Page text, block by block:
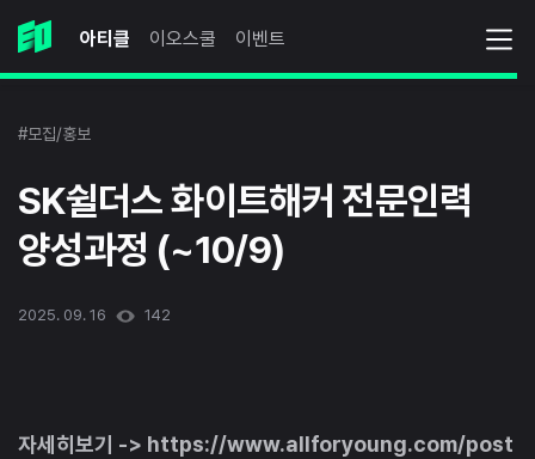
아티클 이오스쿨 이벤트
#모집/홍보
SK쉴더스 화이트해커 전문인력
양성과정 (~10/9)
2025. 09. 16 142
자세히보기 -> https://www.allforyoung.com/post